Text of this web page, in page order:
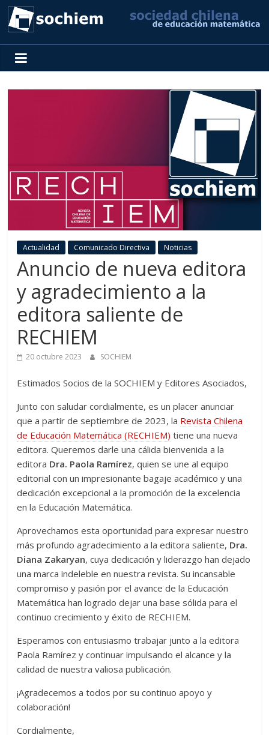
SOCHIEM
Sociedad
Chilena
Actualidad Comunicado Directiva Noticias
Anuncio de nueva editora
y agradecimiento a la
editora saliente de
RECHIEM
20 octubre 2023 SOCHIEM
Estimados Socios de la SOCHIEM y Editores Asociados,
Junto con saludar cordialmente, es un placer anunciar
que a partir de septiembre de 2023, la Revista Chilena
de Educación Matemática (RECHIEM) tiene una nueva
editora. Queremos darle una cálida bienvenida a la
editora Dra. Paola Ramírez, quien se une al equipo
editorial con un impresionante bagaje académico y una
dedicación excepcional a la promoción de la excelencia
en la Educación Matemática.
Aprovechamos esta oportunidad para expresar nuestro
más profundo agradecimiento a la editora saliente, Dra.
Diana Zakaryan, cuya dedicación y liderazgo han dejado
una marca indeleble en nuestra revista. Su incansable
compromiso y pasión por el avance de la Educación
Matemática han logrado dejar una base sólida para el
continuo crecimiento y éxito de RECHIEM.
Esperamos con entusiasmo trabajar junto a la editora
Paola Ramírez y continuar impulsando el alcance y la
calidad de nuestra valiosa publicación.
¡Agradecemos a todos por su continuo apoyo y
colaboración!
Cordialmente,